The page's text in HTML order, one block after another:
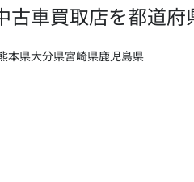
古車買取店を都道府
本県大分県宮崎県鹿児島県